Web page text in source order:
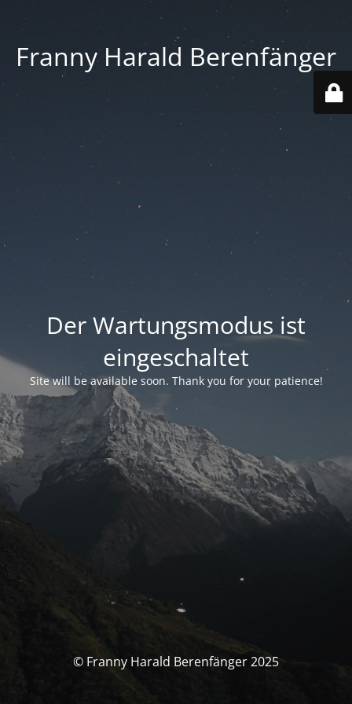
Franny Harald Berenfänger
Der Wartungsmodus ist
eingeschaltet
Site will be available soon. Thank you for your patience!
© Franny Harald Berenfänger 2025